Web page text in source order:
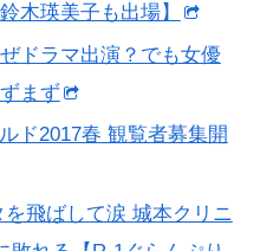
木瑛美子も出場】
ドラマ出演？でも女優
まず
ド2017春 観覧者募集開
飛ばして涙 城本クリニ